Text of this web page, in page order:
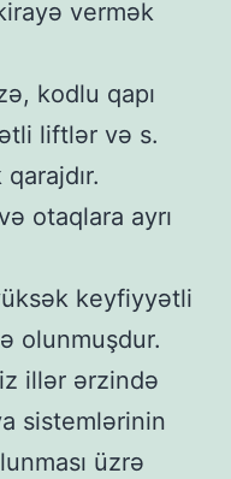
vermək
kodlu qapı
liftlər və s.
otaqlara ayrı
keyfiyyətli
olunmuşdur.
illər ərzində
sistemlərinin
üzrə